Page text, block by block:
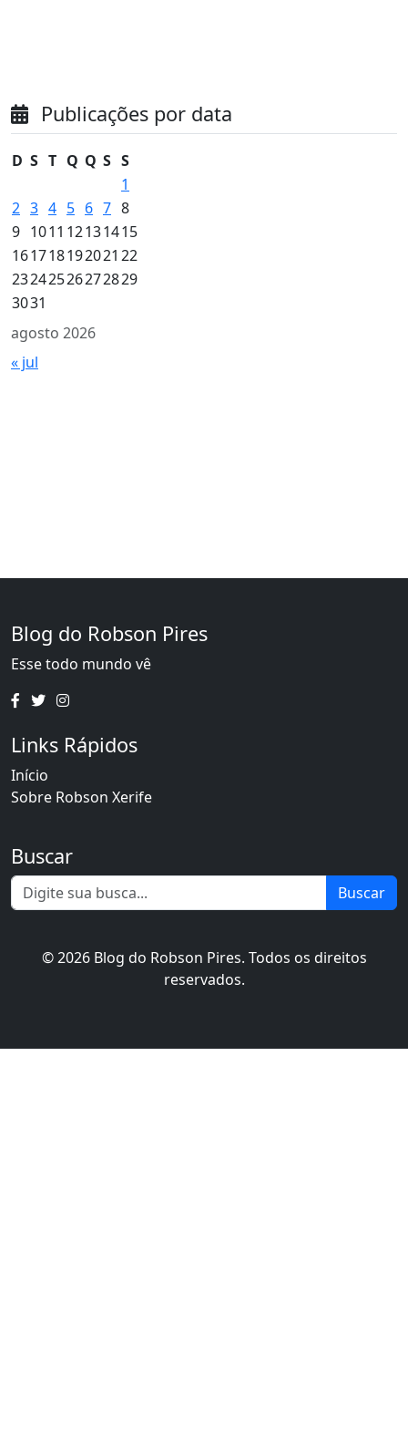
Publicações por data
agosto 2026
D S T Q Q S S
1
2 3 4 5 6 7 8
9 1011 12131415
161718192021 22
23242526272829
3031
« jul
Blog do Robson Pires
Esse todo mundo vê
Links Rápidos
Início
Sobre Robson Xerife
Buscar
Buscar
© 2026 Blog do Robson Pires. Todos os direitos
reservados.